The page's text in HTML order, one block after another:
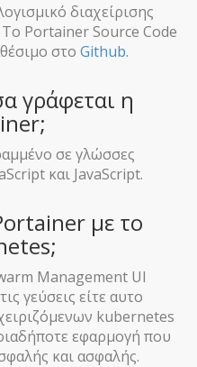
διαχείρισης
Portainer Source Code
στο Github.
γράφεται η
σε γλώσσες
και JavaScript.
με το
Management UI
γεύσεις είτε αυτο
kubernetes
εφαρμογή που
και ασφαλής.